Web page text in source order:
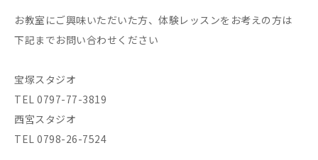
お教室にご興味いただいた方、体験レッスンをお考えの方は
下記までお問い合わせください
宝塚スタジオ
TEL 0797-77-3819
西宮スタジオ
TEL 0798-26-7524